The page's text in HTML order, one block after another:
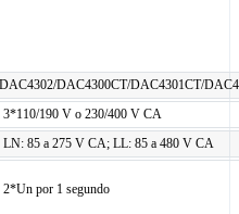
DAC4300CT/DAC4301CT/
3*110/190 V o 230/400 V CA
LN: 85 a 275 V CA; LL: 85 a 480 V CA
2*Un por 1 segundo